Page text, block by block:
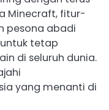
Minecraft, fitur-
pesona abadi
tetap
di seluruh dunia.
yang menanti di